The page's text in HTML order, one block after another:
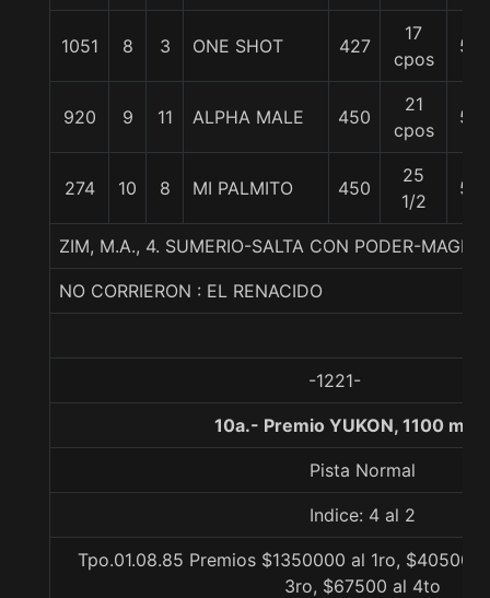
1051 8 3 ONE SHOT 427
17
cpos
57
920 9 11 ALPHA MALE 450
21
cpos
57
274 10 8 MI PALMITO 450
25
1/2
57
ZIM, M.A., 4. SUMERIO-SALTA CON PODER-
NO CORRIERON : EL RENACIDO
-1221-
10a.- Premio YUKON, 1100
Pista Normal
Indice: 4 al 2
Tpo.01.08.85 Premios $1350000 al 1ro,
3ro, $67500 al 4to